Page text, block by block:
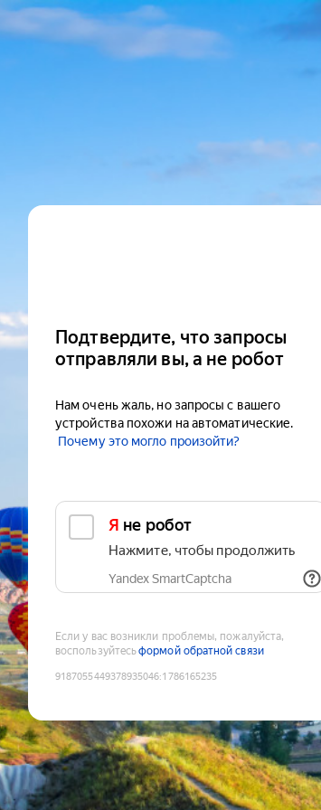
Подтвердите, что запросы
отправляли вы, а не робот
Нам очень жаль, но запросы с вашего
устройства похожи на автоматические.
Почему это могло произойти?
Я не робот
Нажмите, чтобы продолжить
Yandex SmartCaptcha
Если у вас возникли проблемы, пожалуйста,
воспользуйтесьформой обратной связи
9187055449378935046:1786165235